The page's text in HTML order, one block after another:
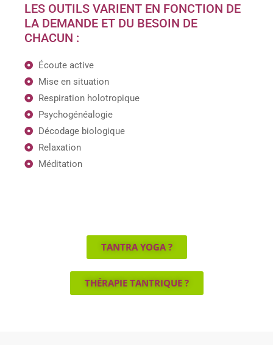
LES OUTILS VARIENT EN FONCTION DE
LA DEMANDE ET DU BESOIN DE
CHACUN :
Écoute active
Mise en situation
Respiration holotropique
Psychogénéalogie
Décodage biologique
Relaxation
Méditation
TANTRA YOGA ?
THÉRAPIE TANTRIQUE ?